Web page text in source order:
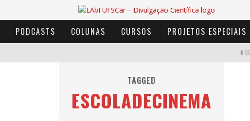
PODCASTS COLUNAS CURSOS PROJETOS ESPECIAIS
AVENTURA COM OS MOINHOS DE VENTO
RSS
TAGGED
ESCOLADECINEMA